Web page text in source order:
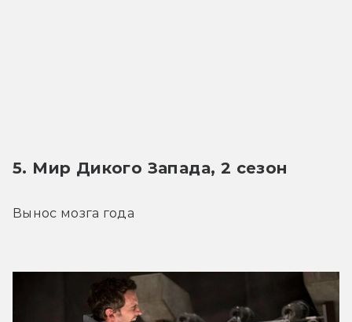
5. Мир Дикого Запада, 2 сезон
Вынос мозга года